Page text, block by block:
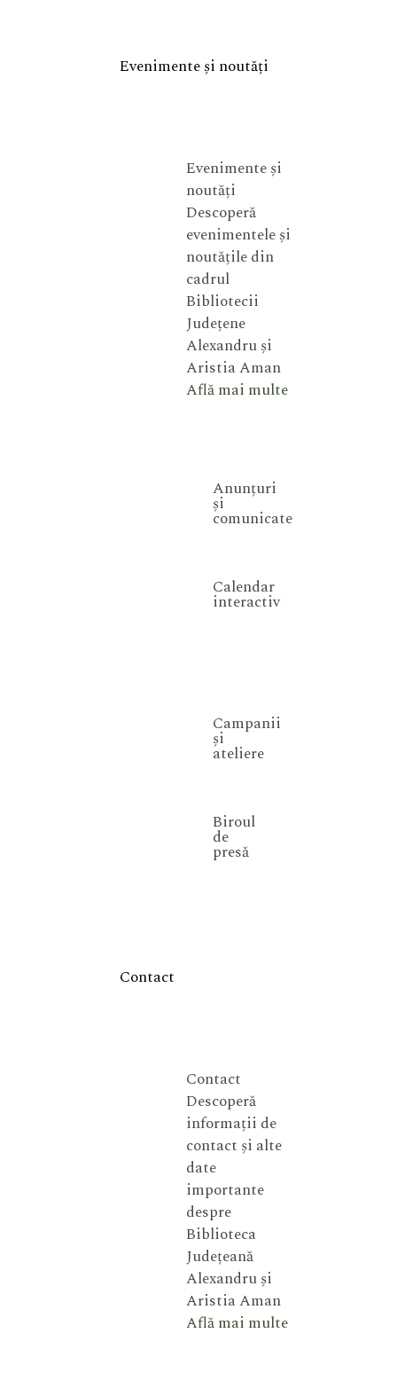
Evenimente și noutăți
Evenimente și
noutăți
Descoperă
evenimentele și
noutățile din
cadrul
Bibliotecii
Județene
Alexandru și
Aristia Aman
Află mai multe
Anunțuri
și
comunicate
Calendar
interactiv
Campanii
și
ateliere
Biroul
de
presă
Contact
Contact
Descoperă
informații de
contact și alte
date
importante
despre
Biblioteca
Județeană
Alexandru și
Aristia Aman
Află mai multe